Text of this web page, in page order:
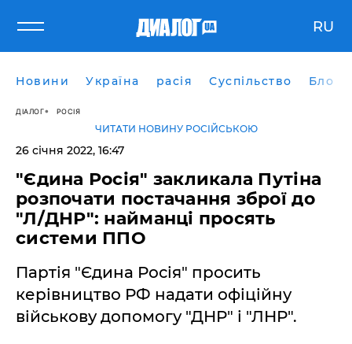
RU
Новини Україна расія Суспільство Блоги
ДІАЛОГ РОСІЯ
ЧИТАТИ НОВИНУ РОСІЙСЬКОЮ
26 січня 2022, 16:47
"Єдина Росія" закликала Путіна
розпочати постачання зброї до
"Л/ДНР": найманці просять
системи ППО
Партія "Єдина Росія" просить
керівництво РФ надати офіційну
військову допомогу "ДНР" і "ЛНР".